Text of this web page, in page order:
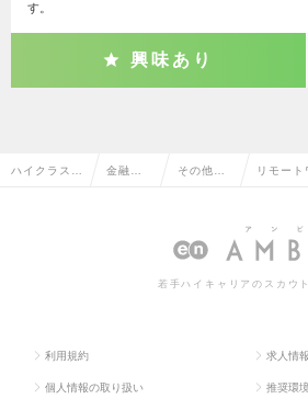
す。
興味あり
ハイクラス求 金融系 その他、 リモート
若手ハイキャリアのスカウ
利用規約 求人情
個人情報の取り扱い 推奨環境